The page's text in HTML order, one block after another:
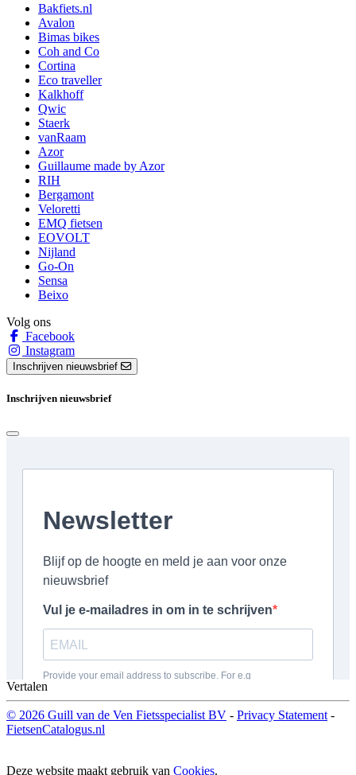
Bakfiets.nl
Avalon
Bimas bikes
Coh and Co
Cortina
Eco traveller
Kalkhoff
Qwic
Staerk
vanRaam
Azor
Guillaume made by Azor
RIH
Bergamont
Veloretti
EMQ fietsen
EOVOLT
Nijland
Go-On
Sensa
Beixo
Volg ons
Facebook
Instagram
Inschrijven nieuwsbrief
Inschrijven nieuwsbrief
Vertalen
© 2026 Guill van de Ven Fietsspecialist BV - Privacy Statement -
FietsenCatalogus.nl
Deze website maakt gebruik van Cookies.